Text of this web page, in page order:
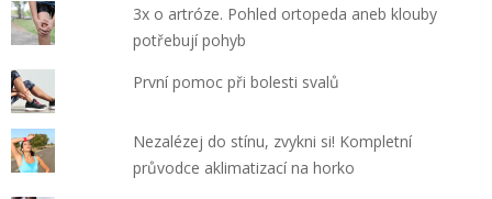
3x o artróze. Pohled ortopeda aneb klouby
potřebují pohyb
První pomoc při bolesti svalů
Nezalézej do stínu, zvykni si! Kompletní
průvodce aklimatizací na horko